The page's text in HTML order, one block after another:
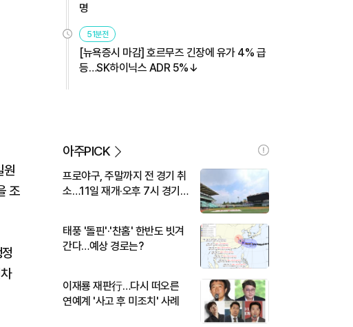
원
조
명
51분전
[뉴욕증시 마감] 호르무즈 긴장에 유가 4% 급
등…SK하이닉스 ADR 5%↓
아주PICK
프로야구, 주말까지 전 경기 취
소…11일 재개·오후 7시 경기
태풍 '돌핀'·'찬홈' 한반도 빗겨
간다…예상 경로는?
이재룡 재판行…다시 떠오른
연예계 '사고 후 미조치' 사례